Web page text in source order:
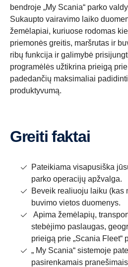
bendroje „My Scania“ parko
Sukaupto vairavimo laiko
žemėlapiai, kuriuose rodomas
priemonės greitis, maršrutas ir
ribų funkcija ir galimybė
programėlės užtikrina prieigą
padedančių maksimaliai
produktyvumą.
Greiti faktai
Pateikiama visapusiška
parko operacijų apžvalga.
Beveik realiuoju laiku (kas
buvimo vietos duomenys.
Apima žemėlapių,
stebėjimo paslaugas,
prieigą prie „Scania Fleet“
„ My Scania“ sistemoje
pasirenkamais